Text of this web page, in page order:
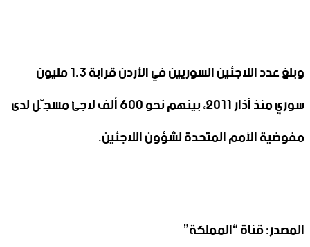
وبلغ عدد اللاجئين السوريين في الأردن قرابة 1.3 مليون
سوري منذ آذار 2011، بينهم نحو 600 ألف لاجئ مسجّل لدى
مفوضية الأمم المتحدة لشؤون اللاجئين.
المصدر: قناة “المملكة”